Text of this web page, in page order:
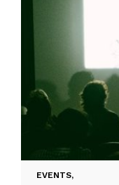
EVENTS,